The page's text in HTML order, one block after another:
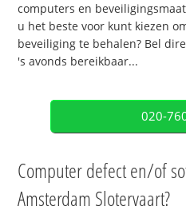
computers en
u het beste voor kunt kiezen
beveiliging te behalen? Bel
's avonds bereikbaar...
020-
Computer defect en/of
Amsterdam Slotervaart?